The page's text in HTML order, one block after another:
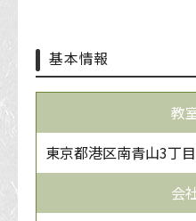
基本情報
教
東京都港区南青山3丁
会